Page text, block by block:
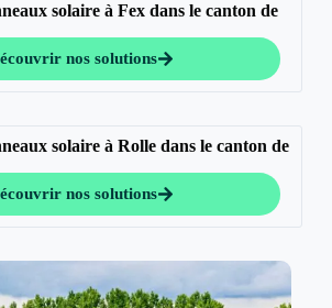
solaire à Fex dans le canton de
nos solutions
solaire à Rolle dans le canton de
nos solutions